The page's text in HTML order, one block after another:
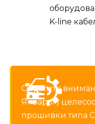
K-line
Обратите
Январь»)
прошивки типа